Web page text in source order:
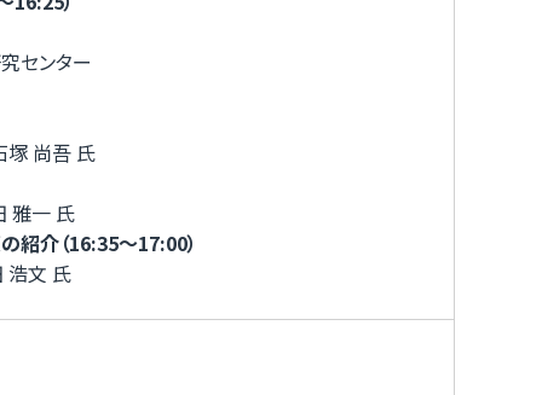
センター
尚吾 氏
一 氏
紹介（16:35～17:00）
文 氏